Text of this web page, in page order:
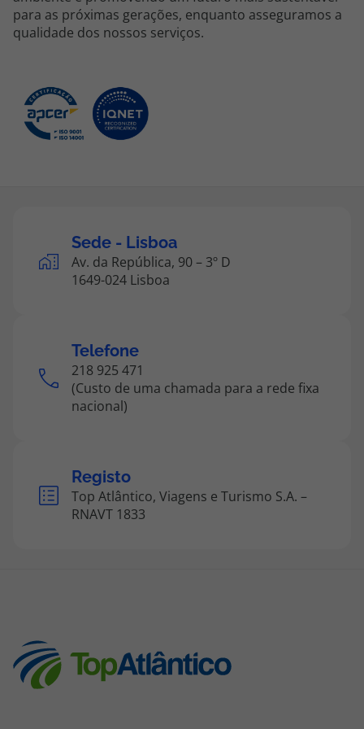
para as próximas gerações, enquanto asseguramos a
qualidade dos nossos serviços.
Sede - Lisboa
Av. da República, 90 – 3º D
1649-024 Lisboa
Telefone
218 925 471
(Custo de uma chamada para a rede fixa
nacional)
Registo
Top Atlântico, Viagens e Turismo S.A. –
RNAVT 1833